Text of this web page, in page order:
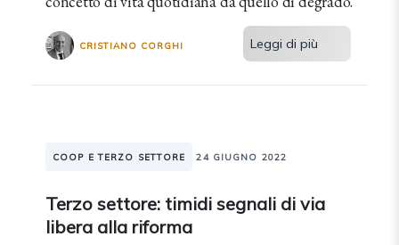
CRISTIANO CORGHI Leggi di più
COOP E TERZO SETTORE 24 GIUGNO 2022
Terzo settore: timidi segnali di via
libera alla riforma